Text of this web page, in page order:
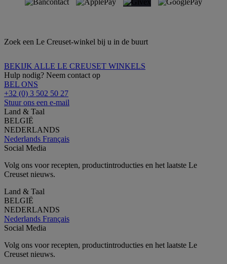
Zoek een Le Creuset-winkel bij u in de buurt
BEKIJK ALLE LE CREUSET WINKELS
Hulp nodig? Neem contact op
BEL ONS
+32 (0) 3 502 50 27
Stuur ons een e-mail
Land & Taal
BELGIË
NEDERLANDS
Nederlands Français
Social Media
Volg ons voor recepten, productintroducties en het laatste Le
Creuset nieuws.
Land & Taal
BELGIË
NEDERLANDS
Nederlands Français
Social Media
Volg ons voor recepten, productintroducties en het laatste Le
Creuset nieuws.